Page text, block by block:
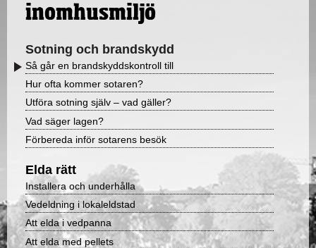
inomhusmiljö
Sotning och brandskydd
Så går en brandskyddskontroll till
Hur ofta kommer sotaren?
Utföra sotning själv – vad gäller?
Vad säger lagen?
Förbereda inför sotarens besök
Elda rätt
Installera och underhålla
Vedeldning i lokaleldstad
Att elda i vedpanna
Att elda med pellets